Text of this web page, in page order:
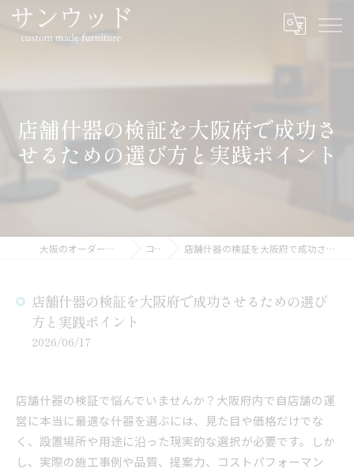
店舗什器の検証を大阪府で成功さ
せるための選び方と実践ポイント
大阪のオーダー家具ならサンウッド コラム 店舗什器の検証を大阪府で成功させるための選び方と実践ポイント
店舗什器の検証を大阪府で成功させるための選び
方と実践ポイント
2026/06/17
店舗什器の検証で悩んでいませんか？大阪府内で自店舗の運
営に本当に最適な什器を選ぶには、見た目や価格だけでな
く、設置場所や用途に沿った現実的な選択が必要です。しか
し、実際の施工事例や品質、提案力、コストパフォーマン